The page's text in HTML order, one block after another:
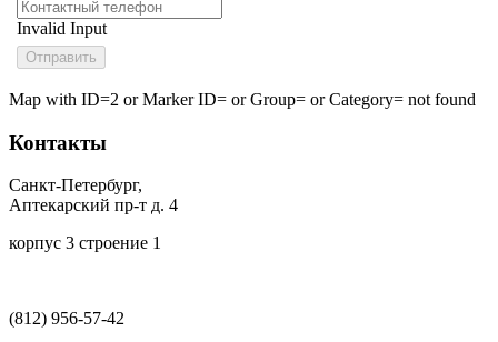
Invalid Input
Map with ID=2 or Marker ID= or Group= or Category= not found
Контакты
Санкт-Петербург,
Аптекарский пр-т д. 4
корпус 3 строение 1
(812) 956-57-42